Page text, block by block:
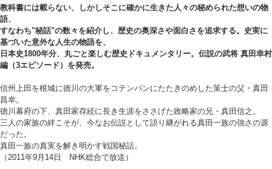
教科書には載らない、しかしそこに確かに生きた人々の秘められた想いの物
語、
すなわち"秘話"の数々を紹介し、歴史の奥深さや面白さを追求する。史実に
基づいた意外な人生の物語を、
日本史1800年分、丸ごと楽しむ歴史ドキュメンタリー。伝説の武将 真田幸村
編（3エピソード）を発売。
信州上田を根城に徳川の大軍をコテンパンにたたきのめした策士の父・真田
昌幸。
徳川幕府の下、真田家存続に長き生涯をささげた政略家の兄・真田信之。
三人の家族の絆こそが、今なお伝説として語り継がれる真田一族の強さの源
だった。
真田一族の真実を解き明かす戦国秘話。
（2011年9月14日 NHK総合で放送）